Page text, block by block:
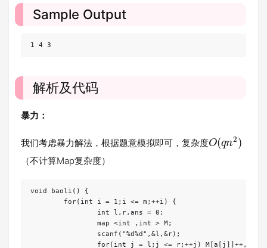
Sample Output
1 4 3
解析及代码
暴力：
我们考虑暴力解法，根据题意模拟即可，复杂度O(qn2)
（不计算Map复杂度）
void baoli() {